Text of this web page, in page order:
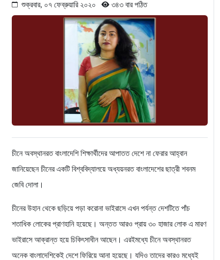
শুক্রবার, ০৭ ফেব্রুয়ারি ২০২০ ৩৪৩ বার পঠিত
চীনে অবস্থানরত বাংলাদেশি শিক্ষার্থীদের আপাতত দেশে না ফেরার আহ্বান
জানিয়েছেন চীনের একটি বিশ্ববিদ্যালয়ে অধ্যয়নরত বাংলাদেশের ছাত্রী শবনম
জেবি দোলা।
চীনের উহান থেকে ছড়িয়ে পড়া করোনা ভাইরাসে এখন পর্যন্ত দেশটিতে পাঁচ
শতাধিক লোকের প্রাণহানি হয়েছে। অন্তত আরও প্রায় ৩০ হাজার লোক এ মারণ
ভাইরাসে আক্রান্ত হয়ে চিকিৎসাধীন আছেন। এরইমধ্যে চীনে অবস্থানরত
অনেক বাংলাদেশিকেই দেশে ফিরিয়ে আনা হয়েছে। যদিও তাদের কারও মধ্যেই